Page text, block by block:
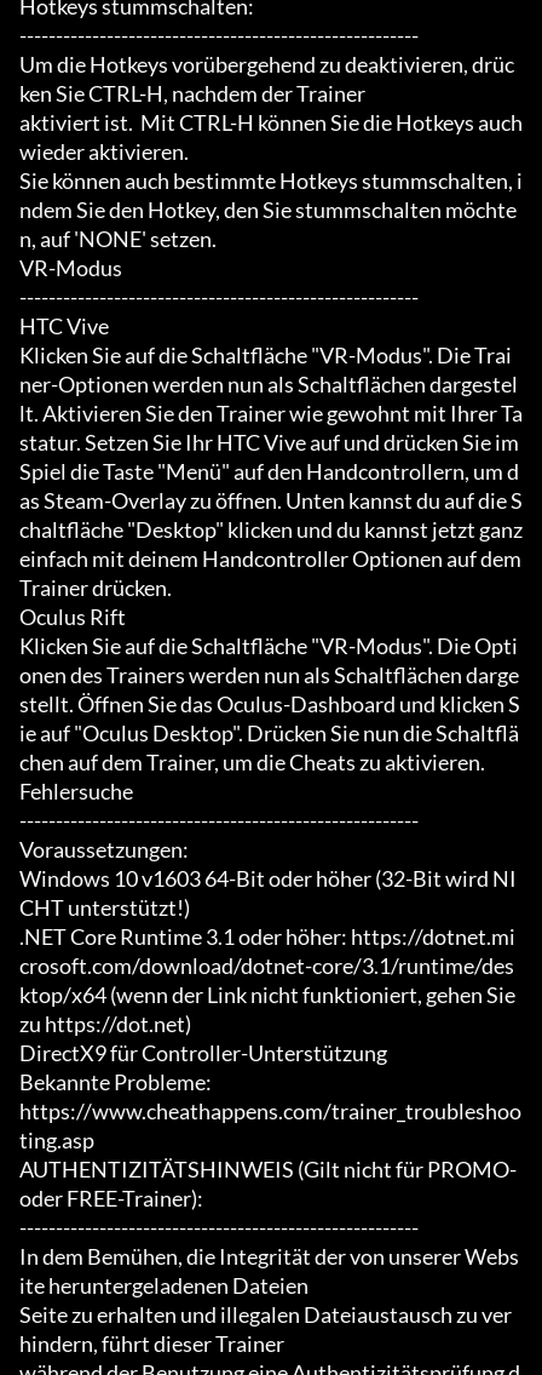
Hotkeys stummschalten:
-------------------------------------------------------
Um die Hotkeys vorübergehend zu deaktivieren, drüc
ken Sie CTRL-H, nachdem der Trainer
aktiviert ist.  Mit CTRL-H können Sie die Hotkeys auch
wieder aktivieren.
Sie können auch bestimmte Hotkeys stummschalten, i
ndem Sie den Hotkey, den Sie stummschalten möchte
n, auf 'NONE' setzen.
VR-Modus
-------------------------------------------------------
HTC Vive
Klicken Sie auf die Schaltfläche "VR-Modus". Die Trai
ner-Optionen werden nun als Schaltflächen dargestel
lt. Aktivieren Sie den Trainer wie gewohnt mit Ihrer Ta
statur. Setzen Sie Ihr HTC Vive auf und drücken Sie im
Spiel die Taste "Menü" auf den Handcontrollern, um d
as Steam-Overlay zu öffnen. Unten kannst du auf die S
chaltfläche "Desktop" klicken und du kannst jetzt ganz
einfach mit deinem Handcontroller Optionen auf dem
Trainer drücken.
Oculus Rift
Klicken Sie auf die Schaltfläche "VR-Modus". Die Opti
onen des Trainers werden nun als Schaltflächen darge
stellt. Öffnen Sie das Oculus-Dashboard und klicken S
ie auf "Oculus Desktop". Drücken Sie nun die Schaltflä
chen auf dem Trainer, um die Cheats zu aktivieren.
Fehlersuche
-------------------------------------------------------
Voraussetzungen:
Windows 10 v1603 64-Bit oder höher (32-Bit wird NI
CHT unterstützt!)
.NET Core Runtime 3.1 oder höher: https://dotnet.mi
crosoft.com/download/dotnet-core/3.1/runtime/des
ktop/x64 (wenn der Link nicht funktioniert, gehen Sie
zu https://dot.net)
DirectX9 für Controller-Unterstützung
Bekannte Probleme:
https://www.cheathappens.com/trainer_troubleshoo
ting.asp
AUTHENTIZITÄTSHINWEIS (Gilt nicht für PROMO-
oder FREE-Trainer):
-------------------------------------------------------
In dem Bemühen, die Integrität der von unserer Webs
ite heruntergeladenen Dateien
Seite zu erhalten und illegalen Dateiaustausch zu ver
hindern, führt dieser Trainer